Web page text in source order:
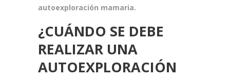
autoexploración mamaria.
¿CUÁNDO SE DEBE
REALIZAR UNA
AUTOEXPLORACIÓN